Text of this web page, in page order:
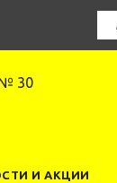
№ 30
И АКЦИИ